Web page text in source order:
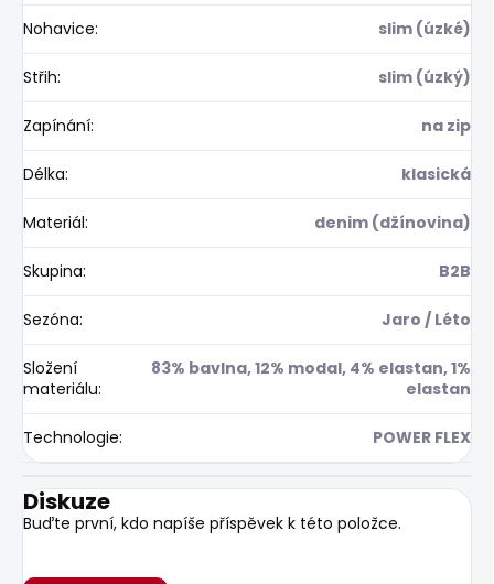
Nohavice: slim (úzké)
Střih: slim (úzký)
Zapínání: na zip
Délka: klasická
Materiál: denim (džínovina)
Skupina: B2B
Sezóna: Jaro / Léto
Složení
materiálu:
83% bavlna, 12% modal, 4% elastan, 1%
elastan
Technologie: POWER FLEX
Diskuze
Buďte první, kdo napíše příspěvek k této položce.